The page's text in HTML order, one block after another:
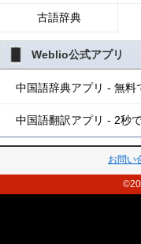
古語辞典
Weblio公式アプリ
中国語辞典アプリ - 無料
中国語翻訳アプリ - 2秒
お問い